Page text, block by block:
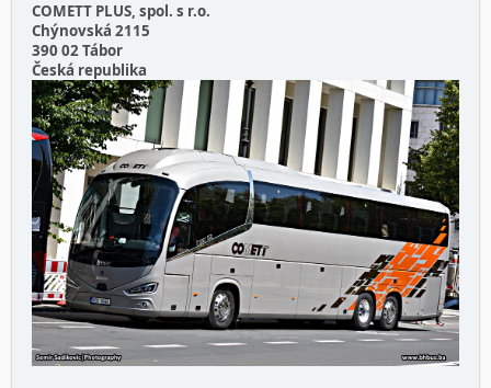
COMETT PLUS, spol. s r.o.
Chýnovská 2115
390 02 Tábor
Česká republika